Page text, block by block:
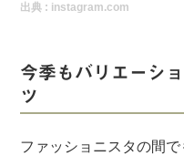
海外SHOP LIST
出典 : instagram.com
今季もバリエーシ
ツ
ファッショニスタの間